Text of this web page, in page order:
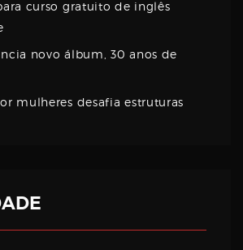
curso gratuito de inglês
novo álbum, 30 anos de
mulheres desafia estruturas